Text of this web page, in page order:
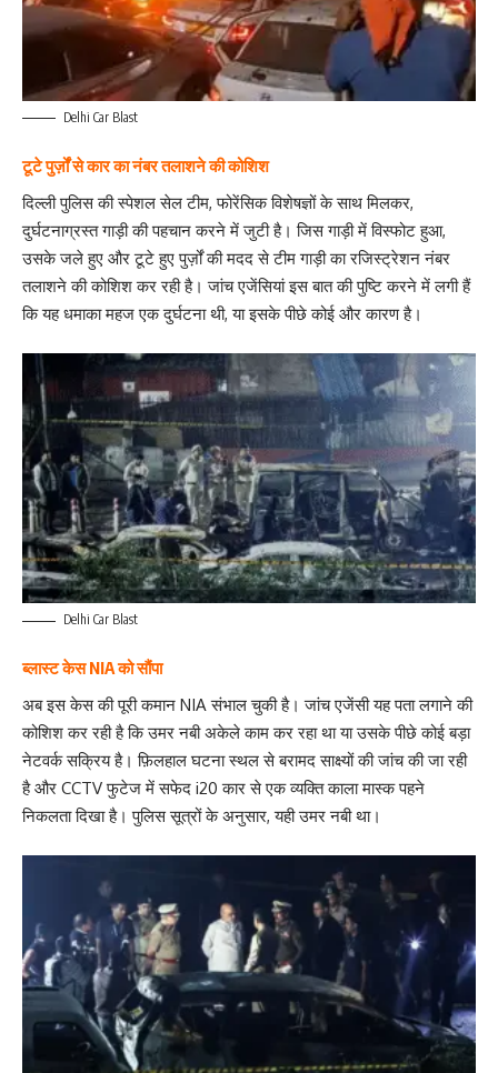
Delhi Car Blast
टूटे पुर्ज़ों से कार का नंबर तलाशने की कोशिश
दिल्ली पुलिस की स्पेशल सेल टीम, फोरेंसिक विशेषज्ञों के साथ मिलकर,
दुर्घटनाग्रस्त गाड़ी की पहचान करने में जुटी है। जिस गाड़ी में विस्फोट हुआ,
उसके जले हुए और टूटे हुए पुर्ज़ों की मदद से टीम गाड़ी का रजिस्ट्रेशन नंबर
तलाशने की कोशिश कर रही है। जांच एजेंसियां इस बात की पुष्टि करने में लगी हैं
कि यह धमाका महज एक दुर्घटना थी, या इसके पीछे कोई और कारण है।
Delhi Car Blast
ब्लास्ट केस NIA को सौंपा
अब इस केस की पूरी कमान NIA संभाल चुकी है। जांच एजेंसी यह पता लगाने की
कोशिश कर रही है कि उमर नबी अकेले काम कर रहा था या उसके पीछे कोई बड़ा
नेटवर्क सक्रिय है। फ़िलहाल घटना स्थल से बरामद साक्ष्यों की जांच की जा रही
है और CCTV फुटेज में सफेद i20 कार से एक व्यक्ति काला मास्क पहने
निकलता दिखा है। पुलिस सूत्रों के अनुसार, यही उमर नबी था।